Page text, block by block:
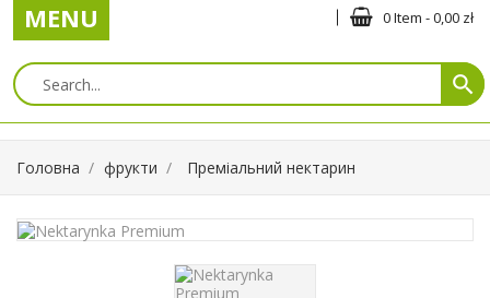
MENU 0 Item - 0,00 zł
search
Головна фрукти Преміальний нектарин